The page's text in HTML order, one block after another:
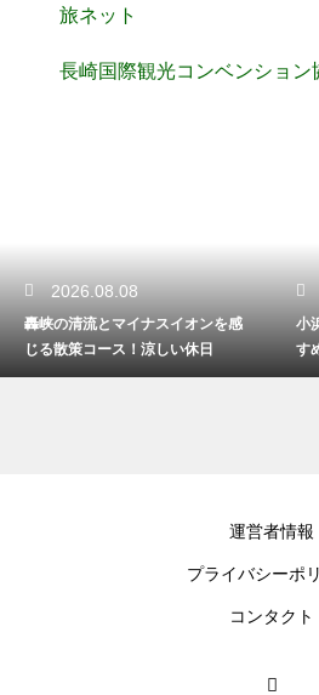
旅ネット
長崎国際観光コンベンション
2026.08.07
小浜を観光して夕日を眺めるおす
すめのポイント！黄金色の絶景
長
な
運営者情報
プライバシーポ
コンタクト